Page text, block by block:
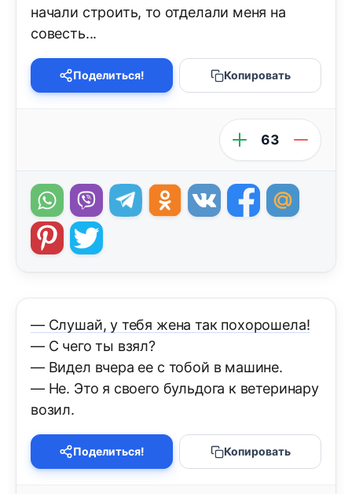
начали строить, то отделали меня на
совесть...
Поделиться! Копировать
63
— Слушай, у тебя жена так похорошела!
— С чего ты взял?
— Видел вчера ее с тобой в машине.
— Не. Это я своего бульдога к ветеринару
возил.
Поделиться! Копировать